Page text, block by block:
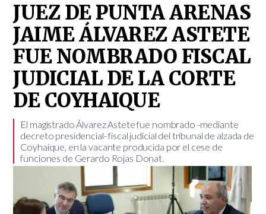
JUEZ DE PUNTA ARENAS
JAIME ÁLVAREZ ASTETE
FUE NOMBRADO FISCAL
JUDICIAL DE LA CORTE
DE COYHAIQUE
​El magistrado Álvarez Astete fue nombrado -mediante
decreto presidencial- fiscal judicial del tribunal de alzada de
Coyhaique, en la vacante producida por el cese de
funciones de Gerardo Rojas Donat.